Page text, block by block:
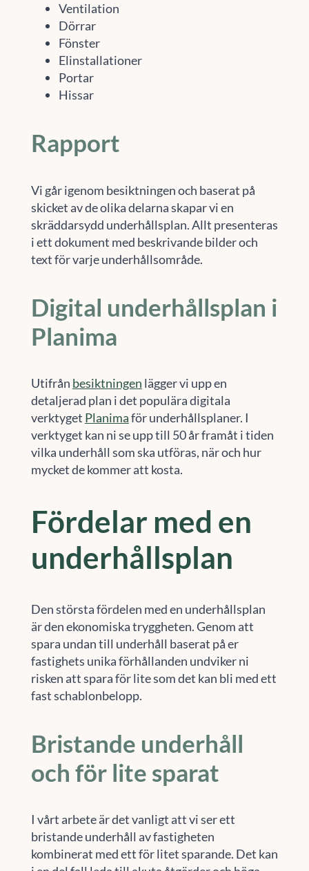
Ventilation
Dörrar
Fönster
Elinstallationer
Portar
Hissar
Rapport
Vi går igenom besiktningen och baserat på
skicket av de olika delarna skapar vi en
skräddarsydd underhållsplan. Allt presenteras
i ett dokument med beskrivande bilder och
text för varje underhållsområde.
Digital underhållsplan i
Planima
Utifrån besiktningen lägger vi upp en
detaljerad plan i det populära digitala
verktyget Planimaför underhållsplaner. I
verktyget kan ni se upp till 50 år framåt i tiden
vilka underhåll som ska utföras, när och hur
mycket de kommer att kosta.
Fördelar med en
underhållsplan
Den största fördelen med en underhållsplan
är den ekonomiska tryggheten. Genom att
spara undan till underhåll baserat på er
fastighets unika förhållanden undviker ni
risken att spara för lite som det kan bli med ett
fast schablonbelopp.
Bristande underhåll
och för lite sparat
I vårt arbete är det vanligt att vi ser ett
bristande underhåll av fastigheten
kombinerat med ett för litet sparande. Det kan